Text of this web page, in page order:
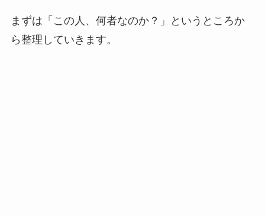
まずは「この人、何者なのか？」というところか
ら整理していきます。